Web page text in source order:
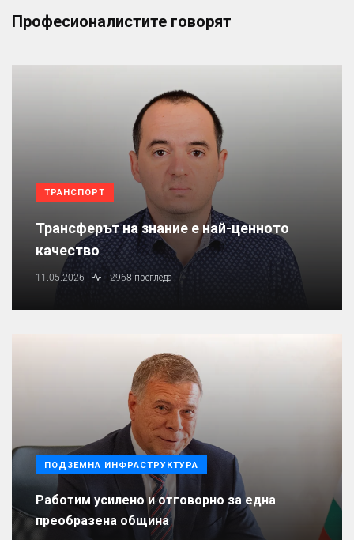
Професионалистите говорят
ТРАНСПОРТ
Трансферът на знание е най-ценното
качество
11.05.2026 2968 прегледа
ПОДЗЕМНА ИНФРАСТРУКТУРА
Работим усилено и отговорно за една
преобразена община